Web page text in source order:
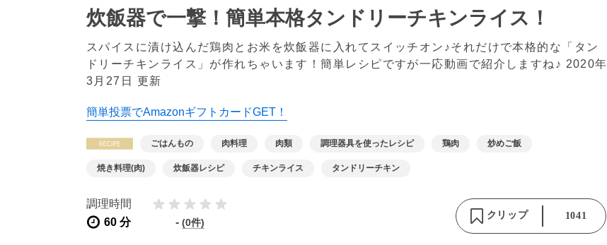
炊飯器で一撃！簡単本格タンドリーチキンライス！
スパイスに漬け込んだ鶏肉とお米を炊飯器に入れてスイッチオン♪それだけで本格的な「タン
ドリーチキンライス」が作れちゃいます！簡単レシピですが一応動画で紹介しますね♪ 2020年
3月27日 更新
簡単投票でAmazonギフトカードGET！
ごはんもの 肉料理 肉類 調理器具を使ったレシピ 鶏肉 炒めご飯
焼き料理(肉) 炊飯器レシピ チキンライス タンドリーチキン
調理時間
60 分
- (0件)
クリップ 1041